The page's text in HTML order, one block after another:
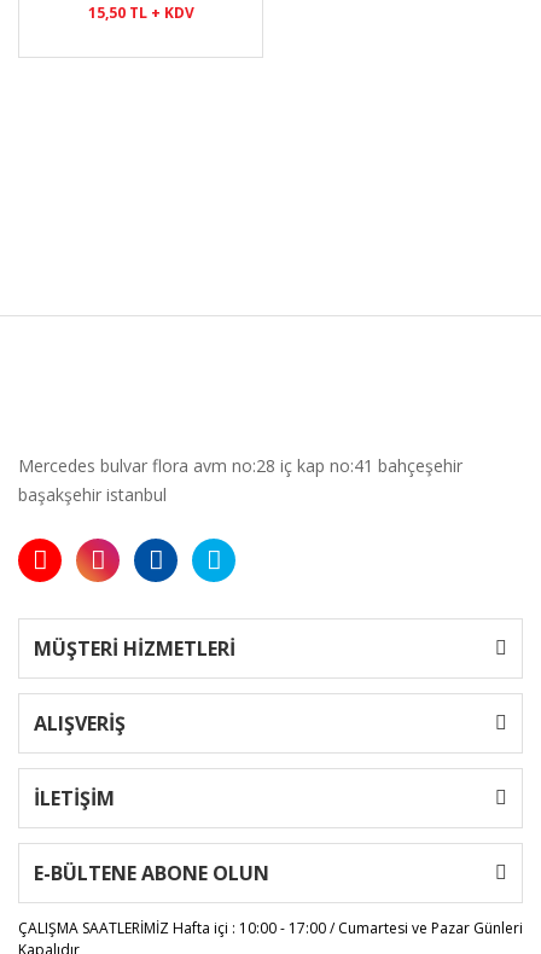
15,50 TL + KDV
Mercedes bulvar flora avm no:28 iç kap no:41 bahçeşehir
başakşehir istanbul
MÜŞTERİ HİZMETLERİ
ALIŞVERİŞ
İLETİŞİM
E-BÜLTENE ABONE OLUN
ÇALIŞMA SAATLERİMİZHafta içi : 10:00 - 17:00 / Cumartesi ve Pazar Günleri
Kapalıdır